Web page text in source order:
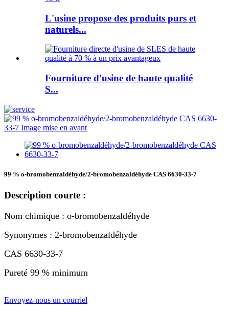
L'usine propose des produits purs et
naturels...
Fourniture d'usine de haute qualité
S...
99 % o-bromobenzaldéhyde/2-bromobenzaldéhyde CAS 6630-33-7
Description courte :
Nom chimique : o-bromobenzaldéhyde
Synonymes : 2-bromobenzaldéhyde
CAS 6630-33-7
Pureté 99 % minimum
Envoyez-nous un courriel